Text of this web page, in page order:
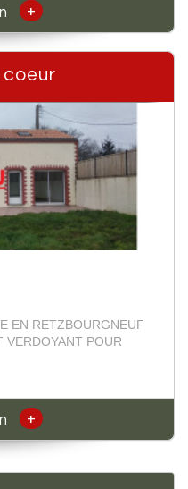
+
coeur
EN RETZBOURGNEUF
VERDOYANT POUR
+